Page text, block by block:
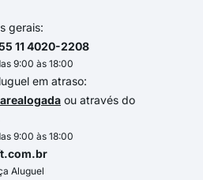
gerais:
11 4020-2208
9:00 às 18:00
em atraso:
ou através do
9:00 às 18:00
Aluguel